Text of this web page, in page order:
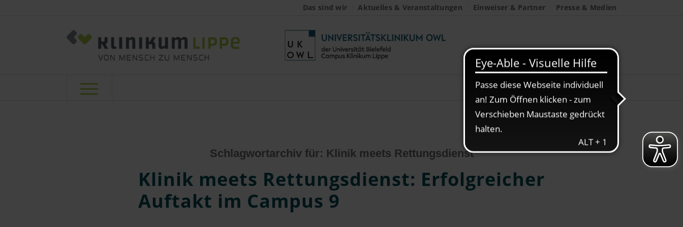
Das sind wir Aktuelles & Veranstaltungen Einweiser & Partner Presse & Medien
Schlagwortarchiv für: Klinik meets Rettungsdienst
Klinik meets Rettungsdienst: Erfolgreicher
Auftakt im Campus 9